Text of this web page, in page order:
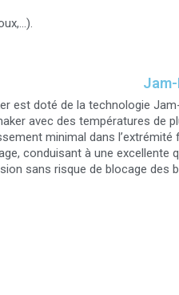
est doté de la technologie
avec des températures de
minimal dans l’extrémité
conduisant à une excellente
sans risque de blocage des